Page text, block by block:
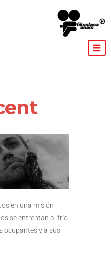
en una misión
se enfrentan al frío
ocupantes y a sus